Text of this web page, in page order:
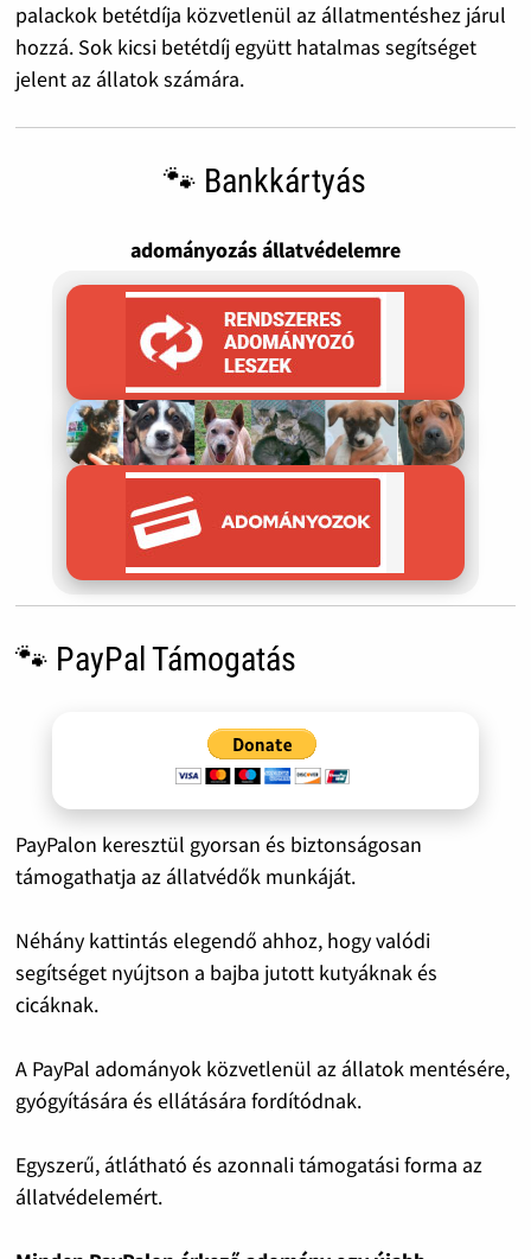
palackok betétdíja közvetlenül az állatmentéshez járul
hozzá. Sok kicsi betétdíj együtt hatalmas segítséget
jelent az állatok számára.
🐾 Bankkártyás
adományozás állatvédelemre
🐾 PayPal Támogatás
PayPalon keresztül gyorsan és biztonságosan
támogathatja az állatvédők munkáját.
Néhány kattintás elegendő ahhoz, hogy valódi
segítséget nyújtson a bajba jutott kutyáknak és
cicáknak.
A PayPal adományok közvetlenül az állatok mentésére,
gyógyítására és ellátására fordítódnak.
Egyszerű, átlátható és azonnali támogatási forma az
állatvédelemért.